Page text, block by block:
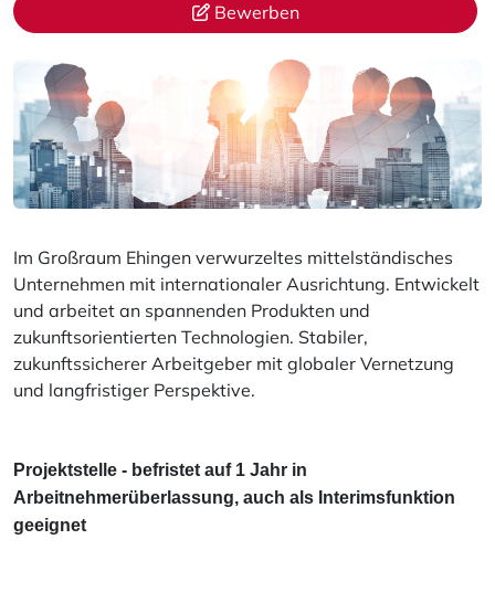
Bewerben
Im Großraum Ehingen verwurzeltes mittelständisches
Unternehmen mit internationaler Ausrichtung. Entwickelt
und arbeitet an spannenden Produkten und
zukunftsorientierten Technologien. Stabiler,
zukunftssicherer Arbeitgeber mit globaler Vernetzung
und langfristiger Perspektive.
Projektstelle - befristet auf 1 Jahr in
Arbeitnehmerüberlassung, auch als Interimsfunktion
geeignet